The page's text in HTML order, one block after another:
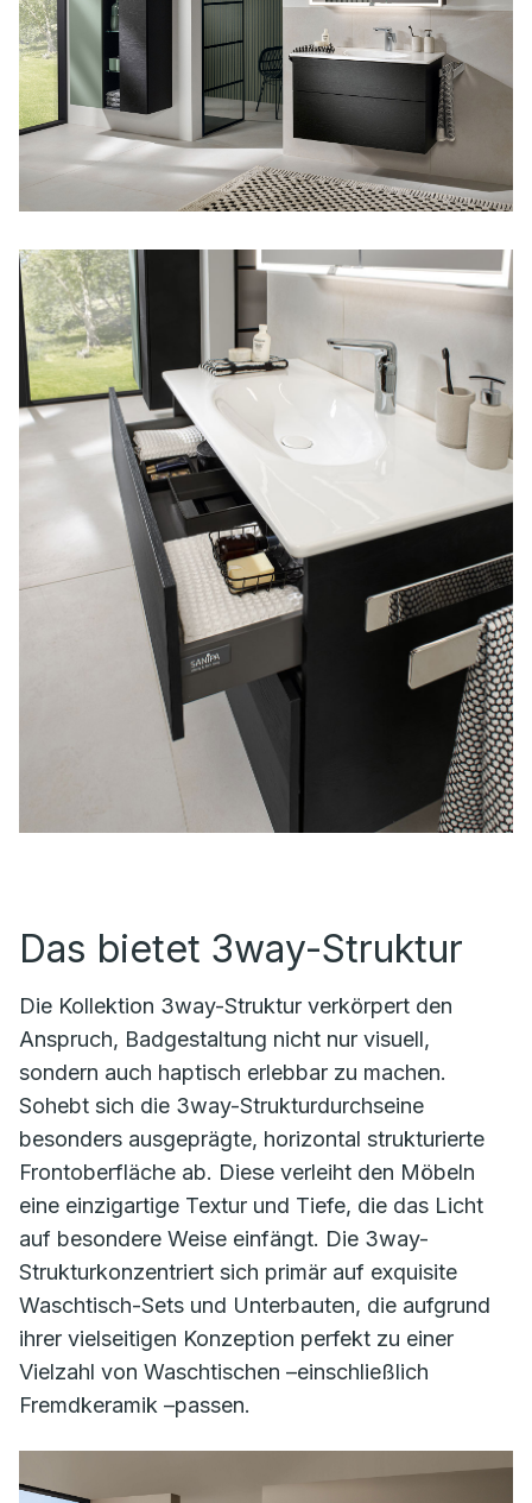
Das bietet 3way-Struktur
Die Kollektion 3way-Struktur verkörpert den
Anspruch, Badgestaltung nicht nur visuell,
sondern auch haptisch erlebbar zu machen.
Sohebt sich die 3way-Strukturdurchseine
besonders ausgeprägte, horizontal strukturierte
Frontoberfläche ab. Diese verleiht den Möbeln
eine einzigartige Textur und Tiefe, die das Licht
auf besondere Weise einfängt. Die 3way-
Strukturkonzentriert sich primär auf exquisite
Waschtisch-Sets und Unterbauten, die aufgrund
ihrer vielseitigen Konzeption perfekt zu einer
Vielzahl von Waschtischen –einschließlich
Fremdkeramik –passen.